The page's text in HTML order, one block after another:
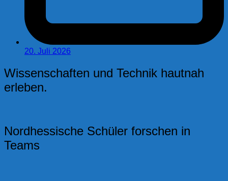
20. Juli 2026
Wissenschaften und Technik hautnah
erleben.
Nordhessische Schüler forschen in
Teams